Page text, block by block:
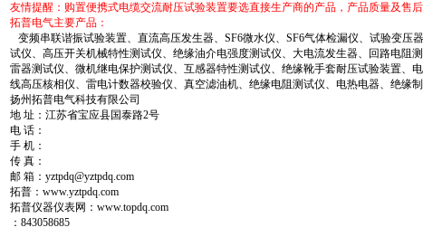
友情提醒：购置便携式电缆交流耐压试验装置要选直接生产商的产品，产品质量及售后
拓普电气主要产品：
变频串联谐振试验装置、直流高压发生器、SF6微水仪、SF6气体检漏仪、试验变压
试仪、高压开关机械特性测试仪、绝缘油介电强度测试仪、大电流发生器、回路电阻
雷器测试仪、微机继电保护测试仪、互感器特性测试仪、绝缘靴手套耐压试验装置、
线高压核相仪、雷电计数器校验仪、真空滤油机、绝缘电阻测试仪、电热电器、绝缘制
扬州拓普电气科技有限公司
地 址：江苏省宝应县国泰路2号
电 话：
手 机：
传 真：
邮 箱：yztpdq@yztpdq.com
拓普：www.yztpdq.com
拓普仪器仪表网：www.topdq.com
：843058685